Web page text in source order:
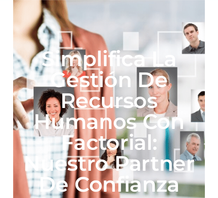
Simplifica La
Gestión De
Recursos
Humanos Con
Factorial:
Nuestro Partner
De Confianza